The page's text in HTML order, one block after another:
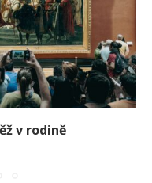
v rodině